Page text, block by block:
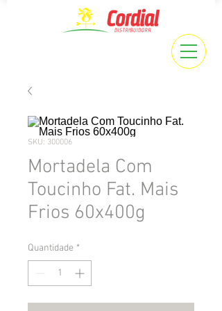
SKU: 300006
Mortadela Com
Toucinho Fat. Mais
Frios 60x400g
Quantidade *